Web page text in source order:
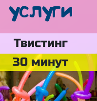
услуги
Твистинг
30 минут